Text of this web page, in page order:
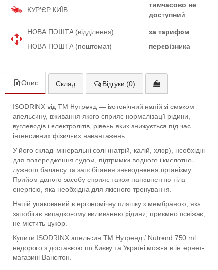
КУР'ЄР КИЇВ
тимчасово не
доступний
НОВА ПОШТА (відділення)
за тарифом
НОВА ПОШТА (поштомат)
перевізника
Опис Склад Відгуки (0)
ISODRINX від ТМ Нутренд — ізотонічний напій зі смаком
апельсину, вживання якого сприяє нормалізації рідини,
вуглеводів і електролітів, рівень яких знижується під час
інтенсивних фізичних навантажень.
У його складі мінеральні солі (натрій, калій, хлор), необхідні
для попередження судом, підтримки водного і кислотно-
лужного балансу та запобігання зневоднення організму.
Прийом даного засобу сприяє також наповненню тіла
енергією, яка необхідна для якісного тренування.
Напій упакований в ергономічну пляшку з мембраною, яка
запобігає випадковому виливанню рідини, приємно освіжає,
не містить цукор.
Купити ISODRINX апельсин ТМ Нутренд / Nutrend 750 ml
недорого з доставкою по Києву та Україні можна в інтернет-
магазині Вансітон.